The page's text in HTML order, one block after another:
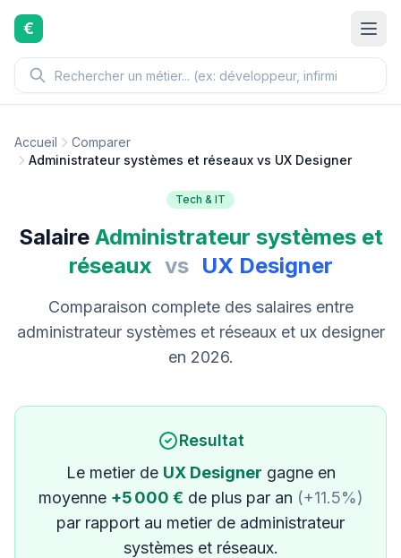
Aller au contenu principal
€
Accueil
Comparer
Administrateur systèmes et réseaux vs UX Designer
Tech & IT
Salaire Administrateur systèmes et
réseaux vs UX Designer
Comparaison complete des salaires entre
administrateur systèmes et réseaux et ux designer
en 2026.
Resultat
Le metier de UX Designer gagne en
moyenne +5 000 € de plus par an (+11.5%)
par rapport au metier de administrateur
systèmes et réseaux.